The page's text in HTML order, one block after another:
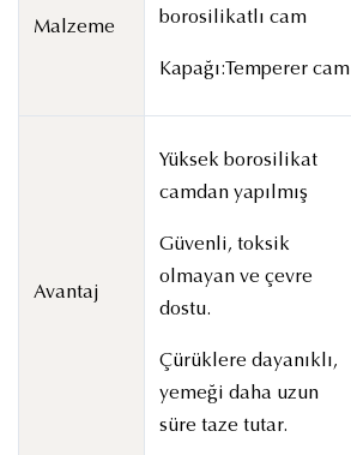
Malzeme
borosilikatlı cam
Kapağı:Temperer cam
Avantaj
Yüksek borosilikat
camdan yapılmış
Güvenli, toksik
olmayan ve çevre
dostu.
Çürüklere dayanıklı,
yemeği daha uzun
süre taze tutar.